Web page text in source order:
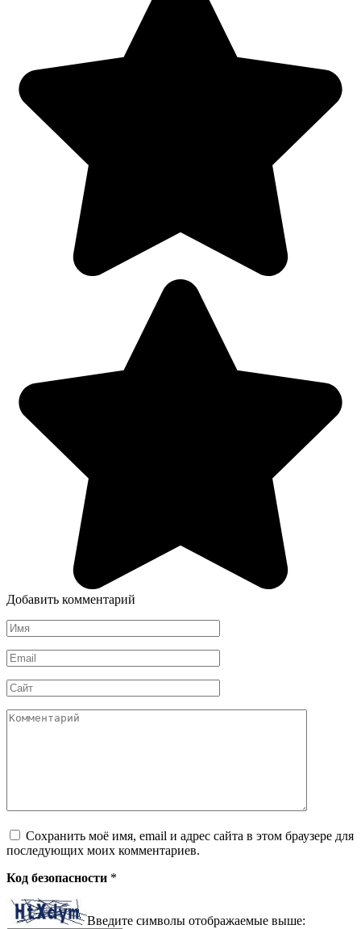
Добавить комментарий
Имя
*
Email
*
Сайт
Комментарий
Сохранить моё имя, email и адрес сайта в этом браузере для
последующих моих комментариев.
Код безопасности *
Введите символы отображаемые выше: